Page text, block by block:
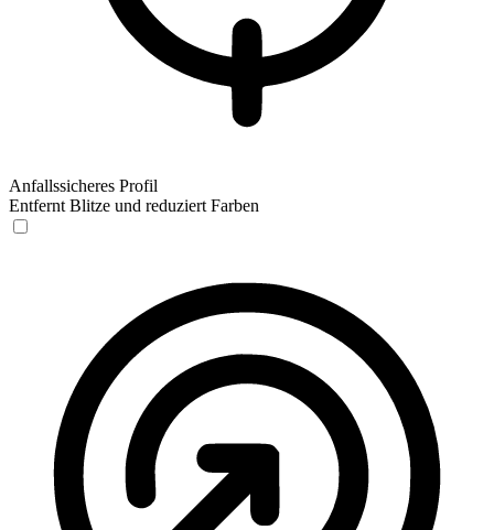
Anfallssicheres Profil
Entfernt Blitze und reduziert Farben